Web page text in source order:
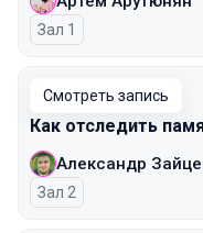
Зал 1
Смотреть запись
Как отследить
Александр
Зал 2